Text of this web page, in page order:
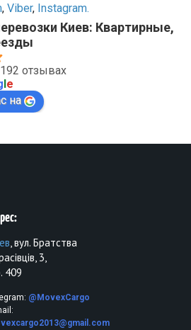
, Viber, Instagram.
Киев: Квартирные,
отзывах
le
на
, вул. Братства
3,
409
@MovexCargo